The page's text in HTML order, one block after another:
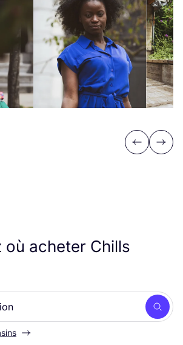
Previous
Next
où acheter Chills